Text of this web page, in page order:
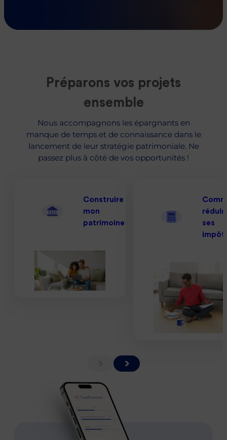
Préparons vos projets
ensemble
Nous accompagnons les épargnants en
manque de temps et de connaissance dans le
lancement de leur stratégie patrimoniale. Ne
passez plus à côté de vos opportunités !
Construire
mon
patrimoine
ses